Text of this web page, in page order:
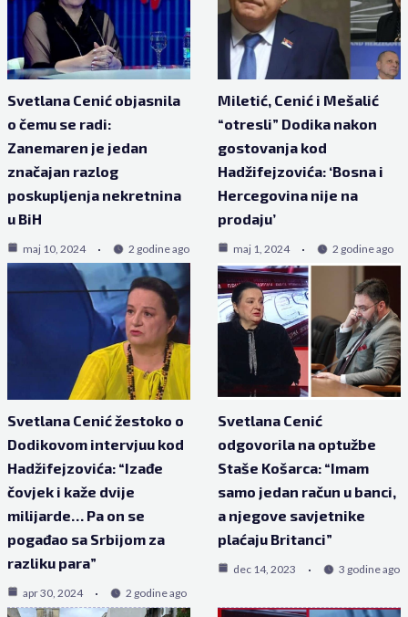
Svetlana Cenić objasnila
o čemu se radi:
Zanemaren je jedan
značajan razlog
poskupljenja nekretnina
u BiH
maj 10, 2024 2 godine ago
Miletić, Cenić i Mešalić
“otresli” Dodika nakon
gostovanja kod
Hadžifejzovića: ‘Bosna i
Hercegovina nije na
prodaju’
maj 1, 2024 2 godine ago
Svetlana Cenić žestoko o
Dodikovom intervjuu kod
Hadžifejzovića: “Izađe
čovjek i kaže dvije
milijarde… Pa on se
pogađao sa Srbijom za
razliku para”
apr 30, 2024 2 godine ago
Svetlana Cenić
odgovorila na optužbe
Staše Košarca: “Imam
samo jedan račun u banci,
a njegove savjetnike
plaćaju Britanci”
dec 14, 2023 3 godine ago